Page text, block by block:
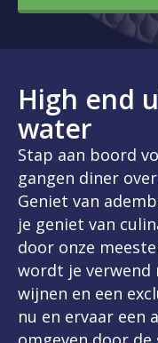
High end
water
Stap aan boord
gangen diner
Geniet van
je geniet van
door onze
wordt je verwend
wijnen en een
nu en ervaar een